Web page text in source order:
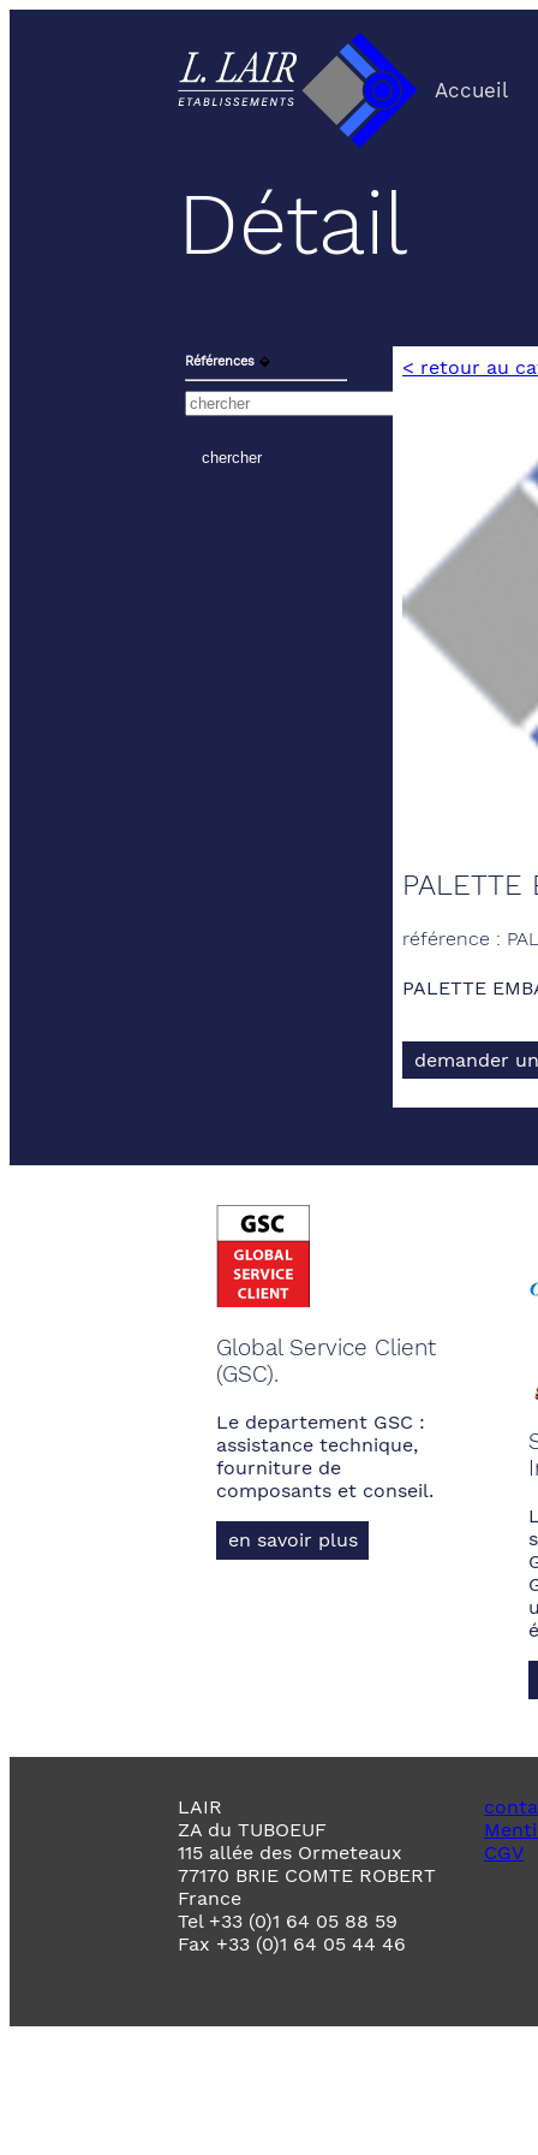
Accueil
Détail
Références ⬙ < retour au
PALETTE
référence :
PALETTE
demander
Global Service Client
(GSC).
Le departement GSC :
assistance technique,
fourniture de
composants et conseil.
en savoir plus
LAIR
ZA du TUBOEUF
115 allée des Ormeteaux
77170 BRIE COMTE ROBERT
France
Tel +33 (0)1 64 05 88 59
Fax +33 (0)1 64 05 44 46
CGV